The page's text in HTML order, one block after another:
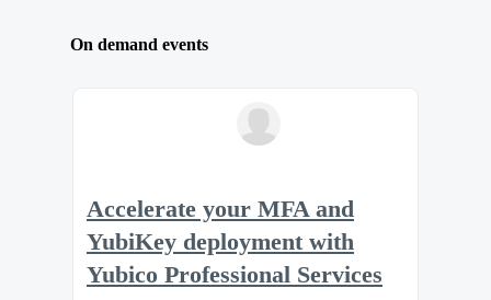
On demand events
Accelerate your MFA and
YubiKey deployment with
Yubico Professional Services